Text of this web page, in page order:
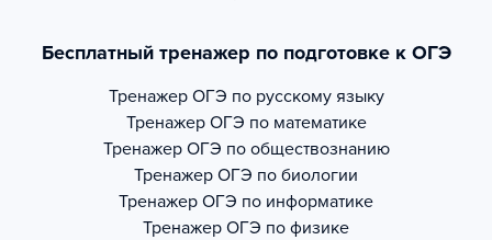
Бесплатный тренажер по подготовке к ОГЭ
Тренажер ОГЭ по русскому языку
Тренажер ОГЭ по математике
Тренажер ОГЭ по обществознанию
Тренажер ОГЭ по биологии
Тренажер ОГЭ по информатике
Тренажер ОГЭ по физике